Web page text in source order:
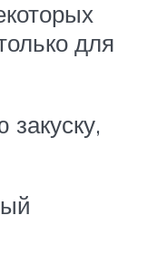
для